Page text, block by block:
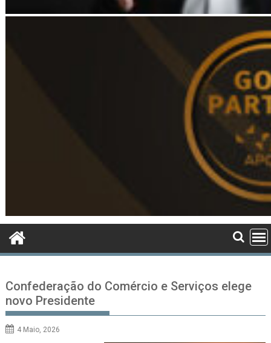
Confederação do Comércio e Serviços elege
novo Presidente
4 Maio, 2026